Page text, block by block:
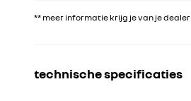
** meer informatie krijg je van je dealer
technische specificaties